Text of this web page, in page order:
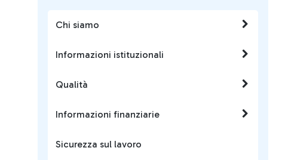
Chi siamo
Informazioni istituzionali
Qualità
Informazioni finanziarie
Sicurezza sul lavoro